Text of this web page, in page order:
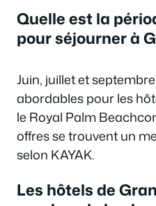
Quelle est la
pour séjourner à
Juin, juillet et
abordables pour les
le Royal Palm
offres se trouvent un
selon KAYAK.
Les hôtels de